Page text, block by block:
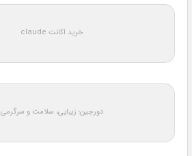
خرید اکانت claude
دورجین؛ زیبایی، سلامت و سرگرمی